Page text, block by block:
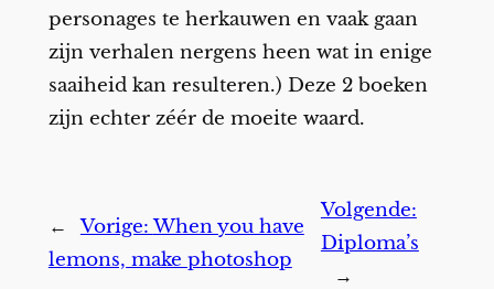
personages te herkauwen en vaak gaan
zijn verhalen nergens heen wat in enige
saaiheid kan resulteren.) Deze 2 boeken
zijn echter zéér de moeite waard.
← Vorige:When you have
lemons, make photoshop
Volgende:
Diploma’s
→